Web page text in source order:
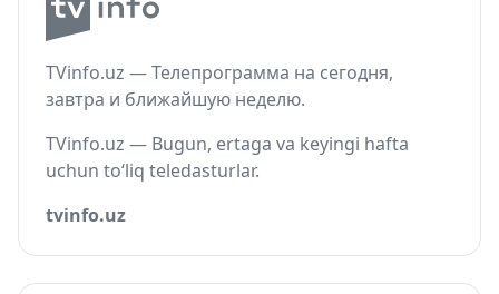
TVinfo.uz — Телепрограмма на сегодня,
завтра и ближайшую неделю.
TVinfo.uz — Bugun, ertaga va keyingi hafta
uchun to‘liq teledasturlar.
tvinfo.uz